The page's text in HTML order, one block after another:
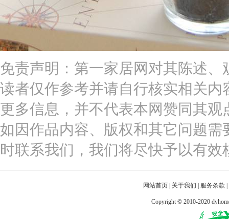
免责声明：第一家居网对其陈述
读者仅作参考并请自行核实相关内
更多信息，并不代表本网赞同其
如因作品内容、版权和其它问题
时联系我们，我们将尽快予以有
网站首页 关于我们 服务条款
Copyright © 2010-2020